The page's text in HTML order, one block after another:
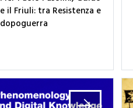
e il Friuli: tra Resistenza e
dopoguerra